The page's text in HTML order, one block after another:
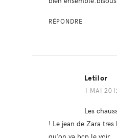
RÉPONDRE
Letilor
1 MAI
Les
! Le jean de Zara tres